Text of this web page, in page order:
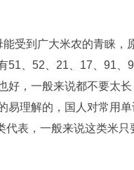
到广大米农的青睐，
51、52、21、17、91
好，一般来说都不要太
易理解的，国人对常用
表，一般来说这类米